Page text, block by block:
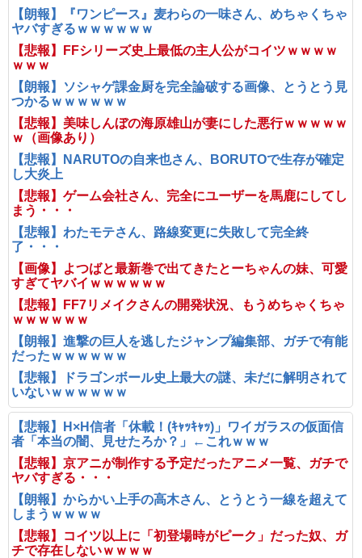
【朗報】『ワンピース』麦わらの一味さん、めちゃくちゃ
ヤバすぎるｗｗｗｗｗｗ
【悲報】FFシリーズ史上最低の主人公がコイツｗｗｗｗ
ｗｗｗ
【朗報】ソシャゲ課金厨を完全論破する画像、とうとう見
つかるｗｗｗｗｗｗ
【悲報】美味しんぼの海原雄山が妻にした悪行ｗｗｗｗｗ
ｗ（画像あり）
【悲報】NARUTOの自来也さん、BORUTOで生存が確定
し大炎上
【悲報】ゲーム会社さん、完全にユーザーを馬鹿にしてし
まう・・・
【悲報】わたモテさん、路線変更に失敗して完全終
了・・・
【画像】よつばと最新巻で出てきたとーちゃんの妹、可愛
すぎてヤバイｗｗｗｗｗｗ
【悲報】FF7リメイクさんの開発状況、もうめちゃくちゃ
ｗｗｗｗｗｗ
【朗報】進撃の巨人を逃したジャンプ編集部、ガチで有能
だったｗｗｗｗｗｗ
【悲報】ドラゴンボール史上最大の謎、未だに解明されて
いないｗｗｗｗｗｗ
【悲報】H×H信者「休載！(ｷｬｯｷｬｯ)」ワイガラスの仮面信
者「本当の闇、見せたろか？」←これｗｗｗ
【悲報】京アニが制作する予定だったアニメ一覧、ガチで
ヤバすぎる・・・
【朗報】からかい上手の高木さん、とうとう一線を超えて
しまうｗｗｗｗ
【悲報】コイツ以上に「初登場時がピーク」だった奴、ガ
チで存在しないｗｗｗｗ